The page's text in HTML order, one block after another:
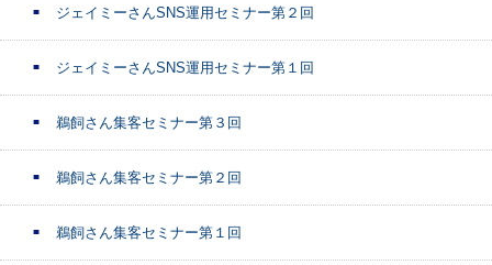
ジェイミーさんSNS運用セミナー第２回
ジェイミーさんSNS運用セミナー第１回
鵜飼さん集客セミナー第３回
鵜飼さん集客セミナー第２回
鵜飼さん集客セミナー第１回